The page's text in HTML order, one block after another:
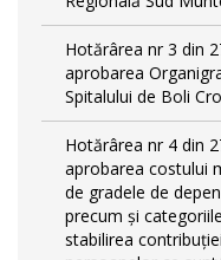
Hotărârea nr 3 din
aprobarea
Spitalului de Boli
Hotărârea nr 4 din
aprobarea costului
de gradele de
precum și
stabilirea